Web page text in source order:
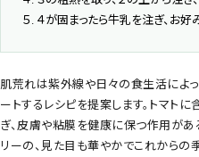
５. ４が固まったら牛乳を注ぎ、お好
肌荒れは紫外線や日々の食生活によ
ートするレシピを提案します。トマト
ぎ、皮膚や粘膜を健康に保つ作用があ
リーの、見た目も華やかでこれからの